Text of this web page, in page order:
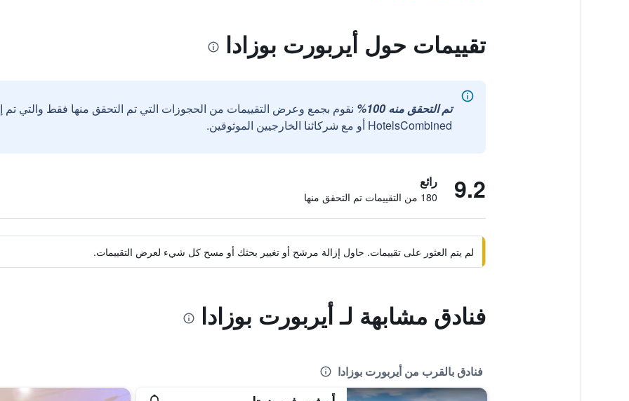
تقييمات حول أيربورت بوزادا
تم التحقق منه 100%
نقوم بجمع وعرض التقييمات من الحجوزات التي تم التحقق منها فقط والتي
HotelsCombined أو مع شركائنا الخارجيين الموثوقين.
9.2 رائع
180 من التقييمات تم التحقق منها
لم يتم العثور على تقييمات. حاول إزالة مرشح أو تغيير بحثك أو مسح كل شيء لعرض التقييمات.
فنادق مشابهة لـ أيربورت بوزادا
فنادق بالقرب من أيربورت بوزادا